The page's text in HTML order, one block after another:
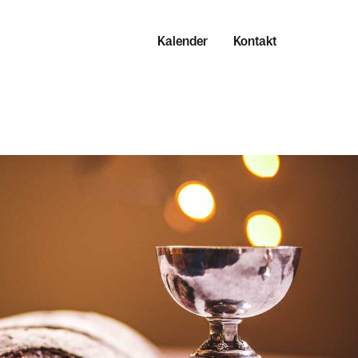
Kalender Kontakt